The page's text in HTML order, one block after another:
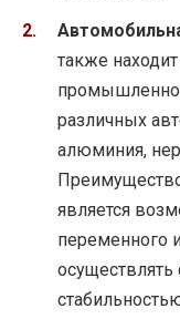
также
различных
алюминия,
является
переменного